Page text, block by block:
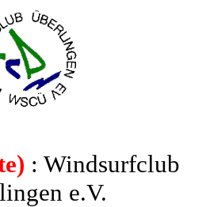
: Windsurfclub
e.V.